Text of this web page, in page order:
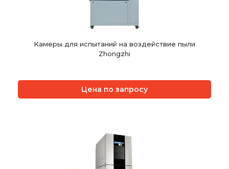
Камеры для испытаний на воздействие пыли
Zhongzhi
Цена по запросу